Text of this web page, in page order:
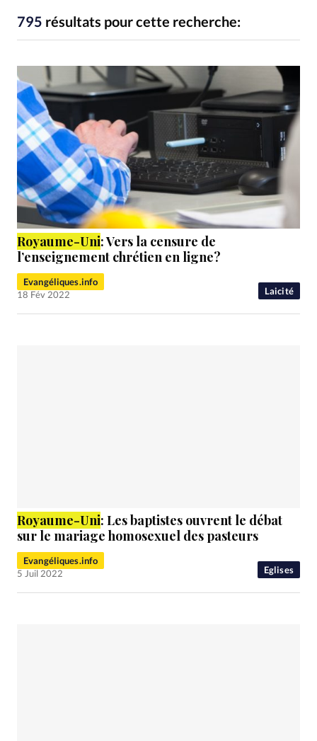
Toute l'actualité Bible Culture
Economie
Eglises
Histoire Laicité
Liberté religieuse
Société
795 résultats pour cette recherche:
Laicité
Royaume-Uni: Vers la censure de
l’enseignement chrétien en ligne?
Evangéliques.info
18 Fév 2022
Eglises
Royaume-Uni: Les baptistes ouvrent le débat
sur le mariage homosexuel des pasteurs
Evangéliques.info
5 Juil 2022